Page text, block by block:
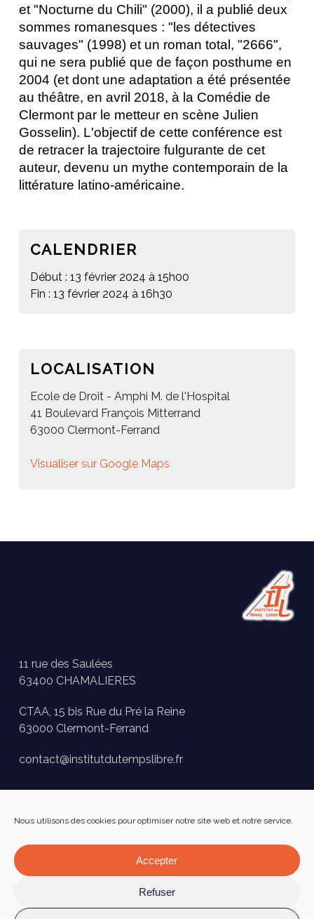
Nous utilisons des cookies pour optimiser notre site web et notre service.
Accepter
Refuser
et "Nocturne du Chili" (2000), il a publié deux
sommes romanesques : "les détectives
sauvages" (1998) et un roman total, "2666",
qui ne sera publié que de façon posthume en
2004 (et dont une adaptation a été présentée
au théâtre, en avril 2018, à la Comédie de
Clermont par le metteur en scène Julien
Gosselin). L'objectif de cette conférence est
de retracer la trajectoire fulgurante de cet
auteur, devenu un mythe contemporain de la
littérature latino-américaine.
CALENDRIER
Début : 13 février 2024 à 15h00
Fin : 13 février 2024 à 16h30
LOCALISATION
Ecole de Droit - Amphi M. de l'Hospital
41 Boulevard François Mitterrand
63000 Clermont-Ferrand
Visualiser sur Google Maps
11 rue des Saulées
63400 CHAMALIERES
CTAA, 15 bis Rue du Pré la Reine
63000 Clermont-Ferrand
contact@institutdutempslibre.fr
Presse
FAQ
Facebook